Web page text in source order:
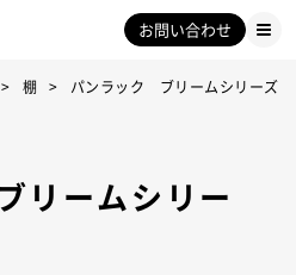
お問い合わせ
棚 パンラック ブリームシリーズ
リームシリー